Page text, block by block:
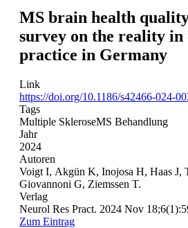
MS brain health
survey on the reality
practice in Germany
Link
https://doi.org/10.1186/s42466-024-
Tags
Multiple SkleroseMS Behandlung
Jahr
2024
Autoren
Voigt I, Akgün K, Inojosa H, Haas J,
Giovannoni G, Ziemssen T.
Verlag
Neurol Res Pract. 2024 Nov
Zum Eintrag